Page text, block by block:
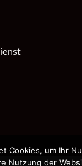
Cookies, um Ihr
Nutzung der